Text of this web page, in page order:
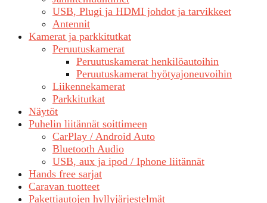
USB, Plugi ja HDMI johdot ja tarvikkeet
Antennit
Kamerat ja parkkitutkat
Peruutuskamerat
Peruutuskamerat henkilöautoihin
Peruutuskamerat hyötyajoneuvoihin
Liikennekamerat
Parkkitutkat
Näytöt
Puhelin liitännät soittimeen
CarPlay / Android Auto
Bluetooth Audio
USB, aux ja ipod / Iphone liitännät
Hands free sarjat
Caravan tuotteet
Pakettiautojen hyllyjärjestelmät